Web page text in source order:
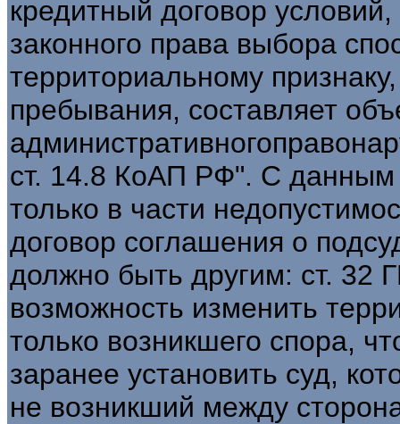
кредитный договор
законного права выбора
территориальному
пребывания, составляет
ст. 14.8 КоАП РФ". С данным
только в части
договор соглашения о
должно быть другим: ст. 32
возможность изменить
только возникшего спора,
заранее установить суд,
не возникший между